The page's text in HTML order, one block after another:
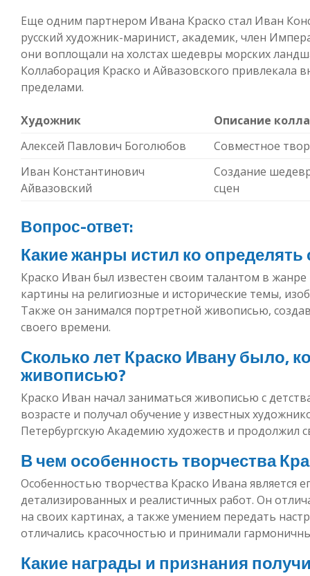
Еще одним партнером Ивана Краско стал Иван
русский художник-маринист, академик, член
они воплощали на холстах шедевры морских
Коллаборация Краско и Айвазовского привлекала
пределами.
Художник
Описание
Алексей Павлович Боголюбов
Совместное
Иван Константинович
Айвазовский
Создание
сцен
Вопрос-ответ:
Какие жанры истил ко определять
Краско Иван был известен своим талантом в
картины на религиозные и исторические темы,
Также он занимался портретной живописью,
своего времени.
Сколько лет Краско Ивану было,
живописью?
Краско Иван начал заниматься живописью с
возрасте и получал обучение у известных
Петербургскую Академию художеств и продолжил
В чем особенность творчества
Особенностью творчества Краско Ивана является
детализированных и реалистичных работ. Он
на своих картинах, а также умением передать
отличались красочностью и принимали
Какие награды и признания